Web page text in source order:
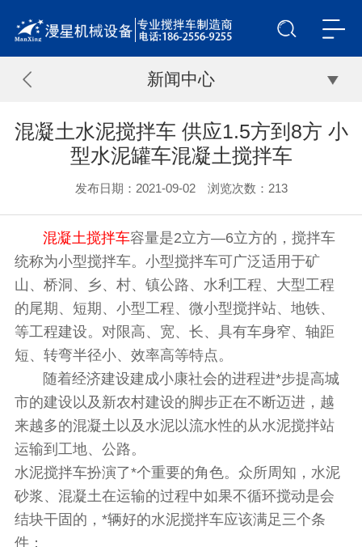
新闻中心
混凝土水泥搅拌车 供应1.5方到8方 小
型水泥罐车混凝土搅拌车
发布日期：2021-09-02 浏览次数： 213
混凝土搅拌车容量是2立方—6立方的，搅拌车
统称为小型搅拌车。小型搅拌车可广泛适用于矿
山、桥洞、乡、村、镇公路、水利工程、大型工程
的尾期、短期、小型工程、微小型搅拌站、地铁、
等工程建设。对限高、宽、长、具有车身窄、轴距
短、转弯半径小、效率高等特点。
随着经济建设建成小康社会的进程进*步提高城
市的建设以及新农村建设的脚步正在不断迈进，越
来越多的混凝土以及水泥以流水性的从水泥搅拌站
运输到工地、公路。
水泥搅拌车扮演了*个重要的角色。众所周知，水泥
砂浆、混凝土在运输的过程中如果不循环搅动是会
结块干固的，*辆好的水泥搅拌车应该满足三个条
件：